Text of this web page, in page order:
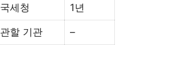
국세청 1년
관할 기관 –